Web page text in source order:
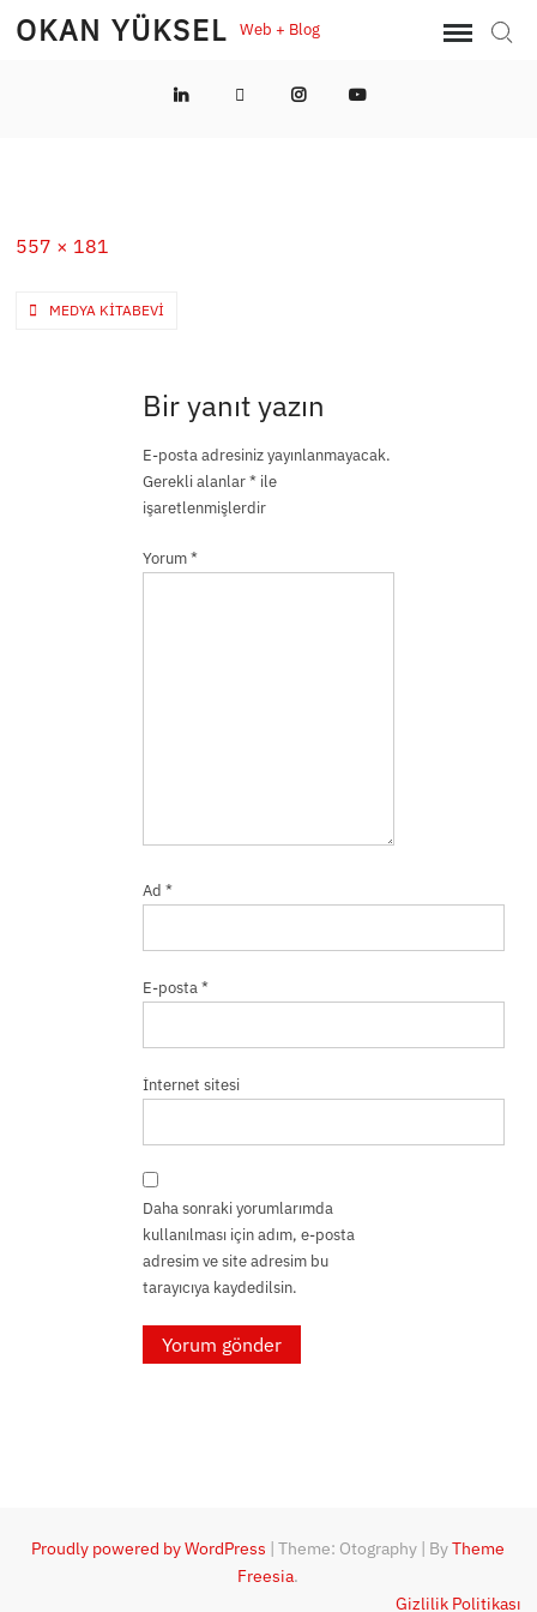
SkipOKAN YÜKSEL Web + Blog
LinkedInTwitterInstagramYouTube
Full
557 × 181
Yazı
MEDYA KITABEVI
Bir yanıt yazın
E-posta adresiniz yayınlanmayacak.
Gerekli alanlar*ile
işaretlenmişlerdir
Yorum*
Ad *
E-posta*
İnternet sitesi
Daha sonraki yorumlarımda
kullanılması için adım, e-posta
adresim ve site adresim bu
tarayıcıya kaydedilsin.
Proudly powered by WordPress |Theme: Otography | ByTheme
Freesia.
Gizlilik Politikası